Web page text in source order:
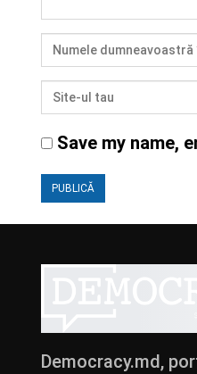
Save my name,
Democracy.md,